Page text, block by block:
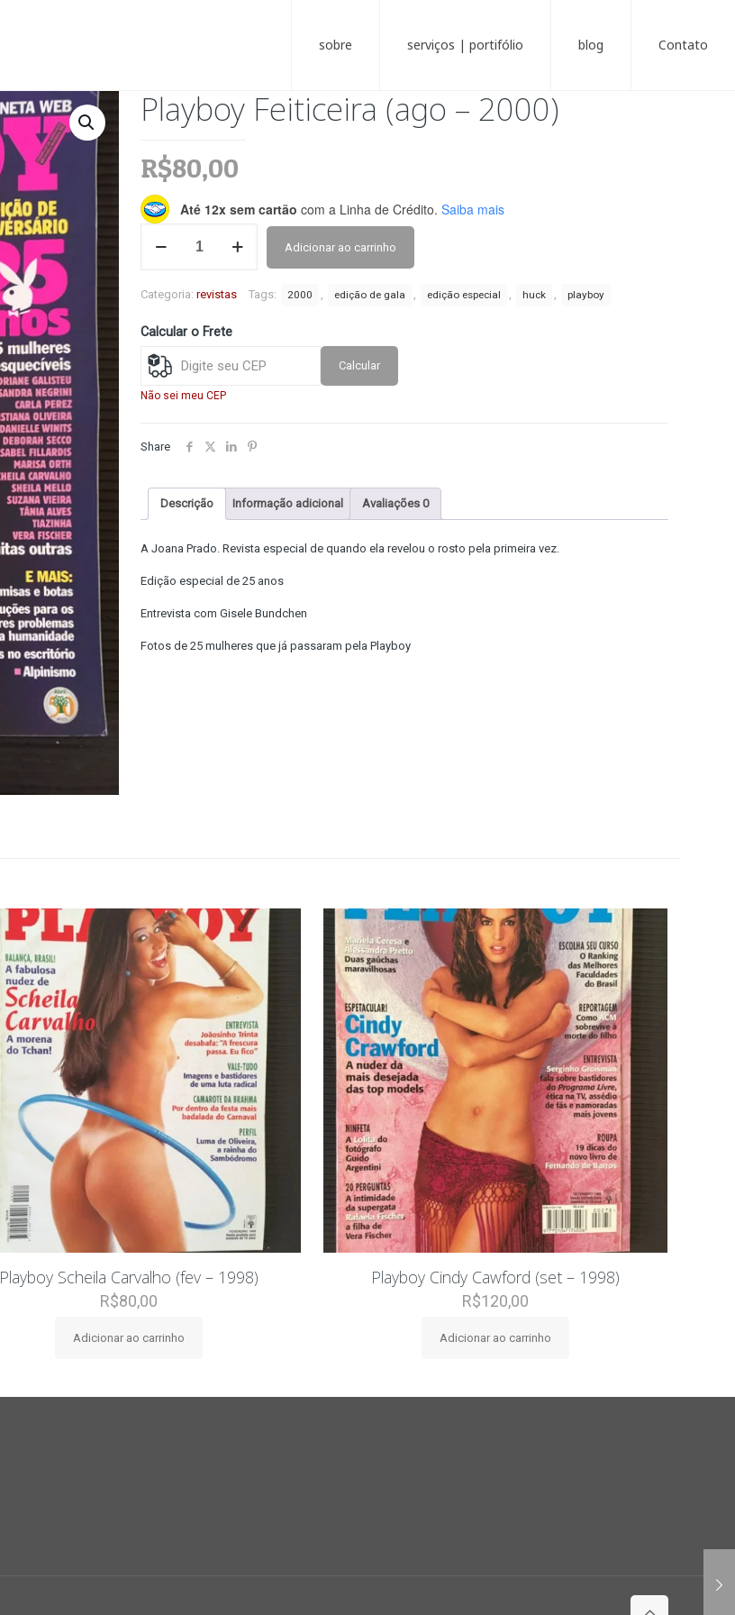
sobre serviços | portifólio blog Contato
Playboy Feiticeira (ago – 2000)
R$80,00
Até 12x sem cartão com a Linha de Crédito. Saiba mais
Feiticeira
-
quantidade
Adicionar ao carrinho
Categoria: revistas Tags: 2000 , edição de gala , edição especial , huck , playboy
Calcular o Frete
Calcular
Não sei meu CEP
Share
Descrição Informação adicional Avaliações 0
A Joana Prado. Revista especial de quando ela revelou o rosto pela primeira vez.
Edição especial de 25 anos
Entrevista com Gisele Bundchen
Fotos de 25 mulheres que já passaram pela Playboy
Playboy Scheila Carvalho (fev – 1998)
R$80,00
Adicionar ao carrinho
Playboy Cindy Cawford (set – 1998)
R$120,00
Adicionar ao carrinho